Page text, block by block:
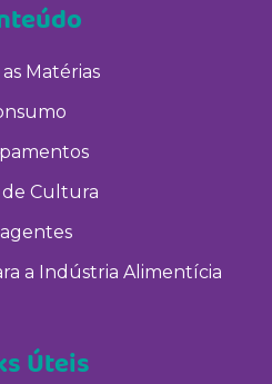
Matérias
de Cultura
a Indústria Alimentícia
Úteis